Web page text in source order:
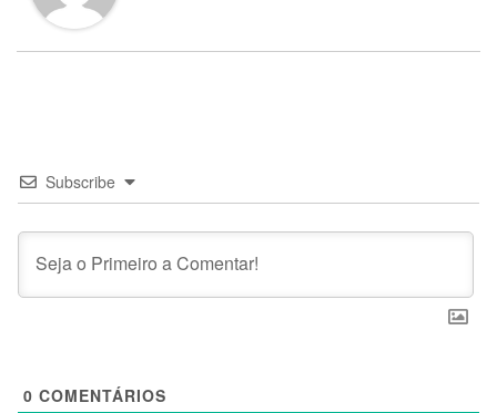
Subscribe
0 COMENTÁRIOS